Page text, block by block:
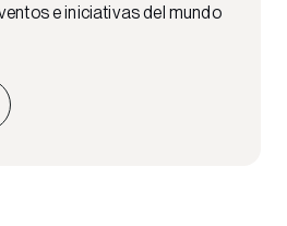
e iniciativas del mundo